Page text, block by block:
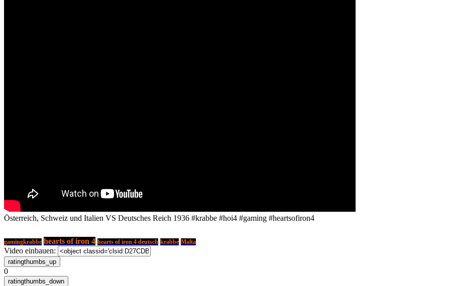
Österreich, Schweiz und Italien VS Deutsches Reich 1936 #krabbe #hoi4 #gaming #heartsofiron4
gamingkrabbe hearts of iron 4 hearts of iron 4 deutsch krabbe Malta
Video einbauen:
0